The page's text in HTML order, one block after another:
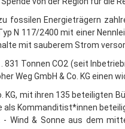
fossilen Energieträgern
N 117/2400 mit einer
mit sauberem Strom
831 Tonnen CO2 (seit
Weg GmbH & Co. KG einen
KG, mit ihren 135
als Kommanditist*innen
Wind & Sonne aus dem